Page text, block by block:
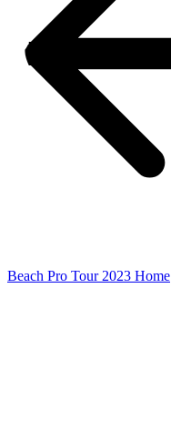
Beach Pro Tour 2023 Home